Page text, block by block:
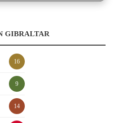
GIBRALTAR
16
9
14